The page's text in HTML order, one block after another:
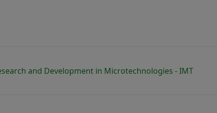
and Development in Microtechnologies - IMT